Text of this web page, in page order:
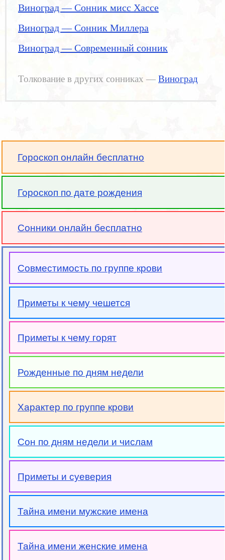
Виноград — Сонник мисс Хассе
Виноград — Сонник Миллера
Виноград — Современный сонник
Толкование в других сонниках — Виноград
Гороскоп онлайн бесплатно
Гороскоп по дате рождения
Сонники онлайн бесплатно
Совместимость по группе крови
Приметы к чему чешется
Приметы к чему горят
Рожденные по дням недели
Характер по группе крови
Сон по дням недели и числам
Приметы и суеверия
Тайна имени мужские имена
Тайна имени женские имена